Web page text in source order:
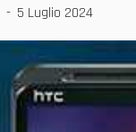
5 Luglio 2024